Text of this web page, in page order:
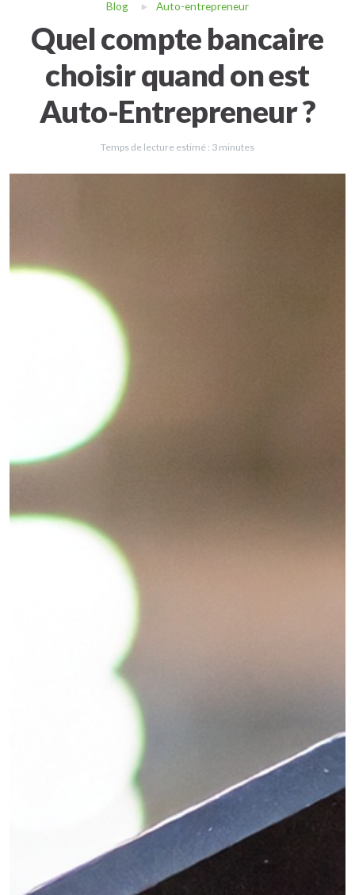
Blog Auto-entrepreneur
Quel compte bancaire
choisir quand on est
Auto-Entrepreneur ?
Temps de lecture estimé : 3 minutes